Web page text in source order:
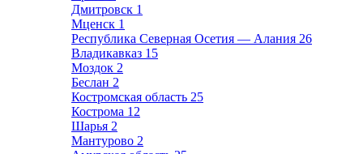
Дмитровск 1
Мценск 1
Республика Северная Осетия — Алания 26
Владикавказ 15
Моздок 2
Беслан 2
Костромская область 25
Кострома 12
Шарья 2
Мантурово 2